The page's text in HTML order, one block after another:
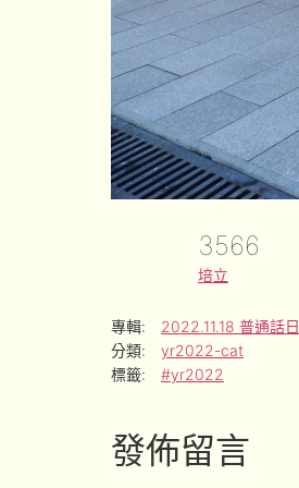
3566
培立
專輯:
2022.11.18 普通話日
分類:
yr2022-cat
標籤:
#yr2022
發佈留言